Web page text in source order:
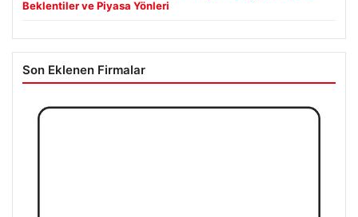
Beklentiler ve Piyasa Yönleri
Son Eklenen Firmalar